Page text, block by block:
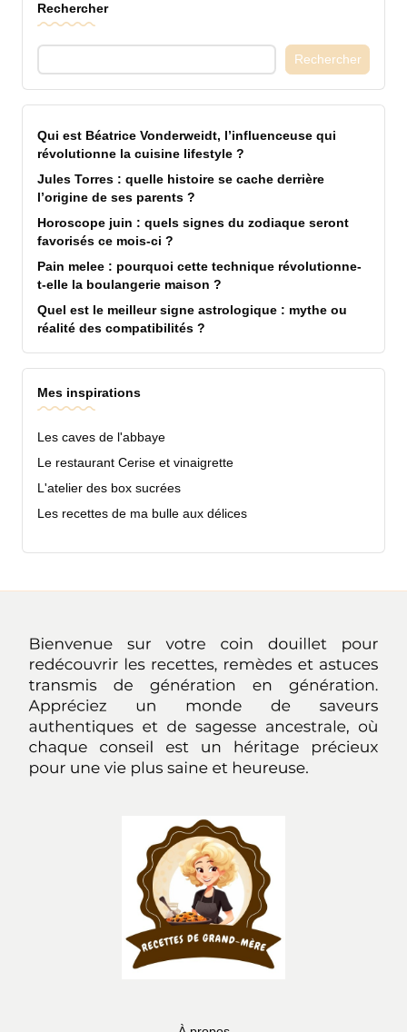
Rechercher
Rechercher
Qui est Béatrice Vonderweidt, l’influenceuse qui
révolutionne la cuisine lifestyle ?
Jules Torres : quelle histoire se cache derrière
l’origine de ses parents ?
Horoscope juin : quels signes du zodiaque seront
favorisés ce mois-ci ?
Pain melee : pourquoi cette technique révolutionne-
t-elle la boulangerie maison ?
Quel est le meilleur signe astrologique : mythe ou
réalité des compatibilités ?
Mes inspirations
Les caves de l'abbaye
Le restaurant Cerise et vinaigrette
L'atelier des box sucrées
Les recettes de ma bulle aux délices